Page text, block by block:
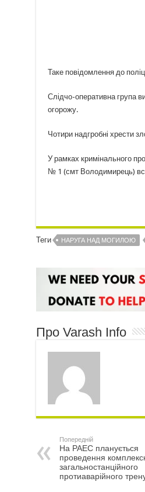
Таке повідомлення до
Слідчо-оперативна група
огорожу.
Чотири надгробні хрести
У рамках кримінального
№ 1 (смт Володимирець)
Теги НАРУГА НАД МОГИЛОЮ
Про Varash Info
Попередній
На РАЕС планується
проведення
загальностанційного
протиаварійного